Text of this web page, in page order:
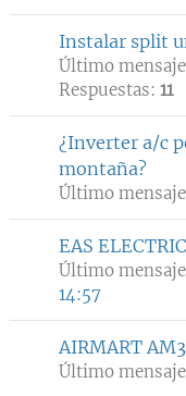
Instalar split
Último
Respuestas: 11
¿Inverter a/c
montaña?
Último
EAS
Último
14:57
AIRMART
Último